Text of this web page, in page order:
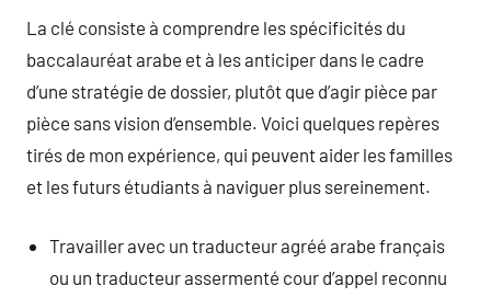
La clé consiste à comprendre les spécificités du
baccalauréat arabe et à les anticiper dans le cadre
d’une stratégie de dossier, plutôt que d’agir pièce par
pièce sans vision d’ensemble. Voici quelques repères
tirés de mon expérience, qui peuvent aider les familles
et les futurs étudiants à naviguer plus sereinement.
Travailler avec un traducteur agréé arabe français
ou un traducteur assermenté cour d’appel reconnu